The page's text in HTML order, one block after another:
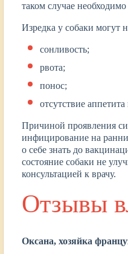
таком случае
Изредка у собаки могут
сонливость;
рвота;
понос;
отсутствие аппетита
Причиной проявления
инфицирование на
о себе знать до
состояние собаки не
консультацией к врачу.
Отзывы
Оксана, хозяйка